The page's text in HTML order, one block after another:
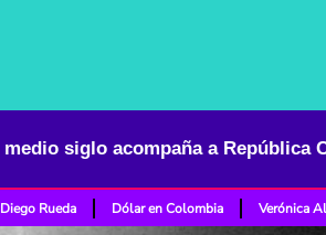
Diego Rueda Dólar en Colombia Verónica